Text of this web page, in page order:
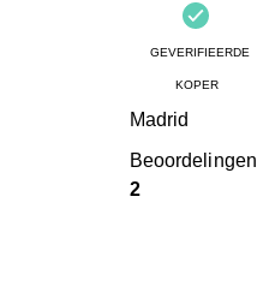
GEVERIFIEERDE
KOPER
Madrid
Beoordelingen
2